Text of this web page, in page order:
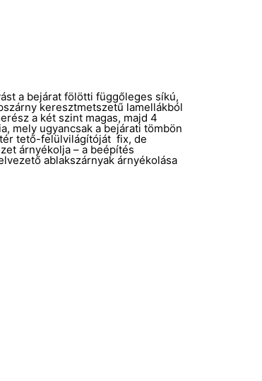
a bejárat fölötti függőleges síkú,
keresztmetszetű lamellákból
a két szint magas, majd 4
mely ugyancsak a bejárati tömbön
tető-felülvilágítóját fix, de
árnyékolja – a beépítés
ablakszárnyak árnyékolása